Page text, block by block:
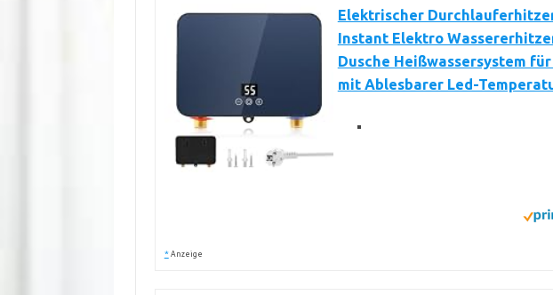
Elektrischer
Instant Elektro
Dusche Heißwassersystem
mit Ablesbarer Led-
* Anzeige